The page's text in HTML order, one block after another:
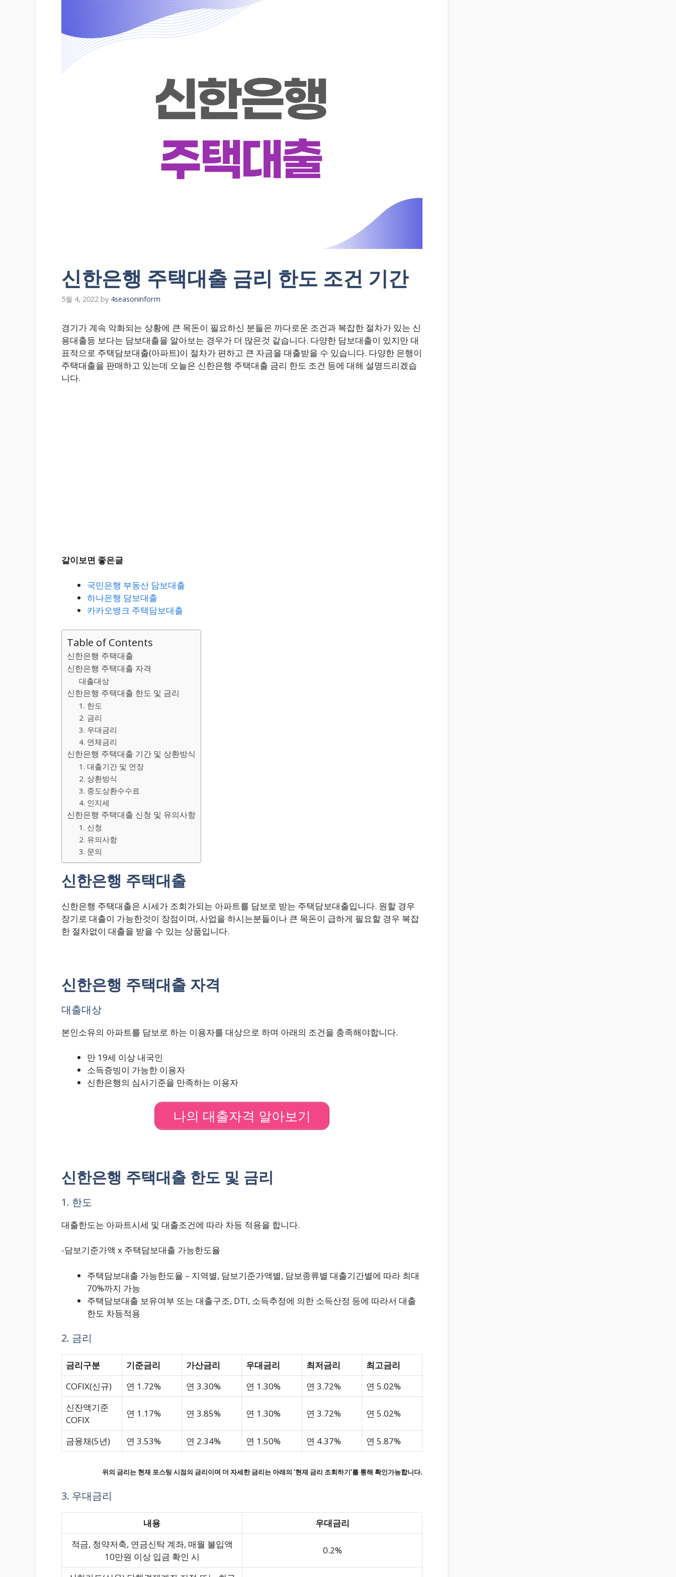
신한은행 주택대출 금리 한도 조건 기간
5월 4, 2022 by 4seasoninform
경기가 계속 악화되는 상황에 큰 목돈이 필요하신 분들은 까다로운 조건과 복잡한 절차가 있는 신
용대출등 보다는 담보대출을 알아보는 경우가 더 많은것 같습니다. 다양한 담보대출이 있지만 대
표적으로 주택담보대출(아파트)이 절차가 편하고 큰 자금을 대출받을 수 있습니다. 다양한 은행이
주택대출을 판매하고 있는데 오늘은 신한은행 주택대출 금리 한도 조건 등에 대해 설명드리겠습
니다.
같이보면 좋은글
국민은행 부동산 담보대출
하나은행 담보대출
카카오뱅크 주택담보대출
Table of Contents
신한은행 주택대출
신한은행 주택대출 자격
대출대상
신한은행 주택대출 한도 및 금리
1. 한도
2. 금리
3. 우대금리
4. 연체금리
신한은행 주택대출 기간 및 상환방식
1. 대출기간 및 연장
2. 상환방식
3. 중도상환수수료
4. 인지세
신한은행 주택대출 신청 및 유의사항
1. 신청
2. 유의사항
3. 문의
신한은행 주택대출
신한은행 주택대출은 시세가 조회가되는 아파트를 담보로 받는 주택담보대출입니다. 원할 경우
장기로 대출이 가능한것이 장점이며, 사업을 하시는분들이나 큰 목돈이 급하게 필요할 경우 복잡
한 절차없이 대출을 받을 수 있는 상품입니다.
신한은행 주택대출 자격
대출대상
본인소유의 아파트를 담보로 하는 이용자를 대상으로 하며 아래의 조건을 충족해야합니다.
만 19세 이상 내국인
소득증빙이 가능한 이용자
신한은행의 심사기준을 만족하는 이용자
나의 대출자격 알아보기
신한은행 주택대출 한도 및 금리
1. 한도
대출한도는 아파트시세 및 대출조건에 따라 차등 적용을 합니다.
-담보기준가액 x 주택담보대출 가능한도율
주택담보대출 가능한도율 – 지역별, 담보기준가액별, 담보종류별 대출기간별에 따라 최대
70%까지 가능
주택담보대출 보유여부 또는 대출구조, DTI, 소득추정에 의한 소득산정 등에 따라서 대출
한도 차등적용
2. 금리
금리구분 기준금리 가산금리 우대금리 최저금리
최고금리
COFIX(신규)
연 1.72% 연 3.30% 연 1.30% 연 3.72%
연 5.02%
신잔액기준
COFIX
연 1.17% 연 3.85% 연 1.30% 연 3.72% 연 5.02%
금융채(5년) 연 3.53% 연 2.34% 연 1.50% 연 4.37% 연 5.87%
위의 금리는 현재 포스팅 시점의 금리이며 더 자세한 금리는 아래의 ‘현재 금리 조회하기’를 통해 확인가능합니다.
3. 우대금리
내용
우대금리
적금, 청약저축, 연금신탁 계좌, 매월 불입액
10만원 이상 입금 확인 시
0.2%